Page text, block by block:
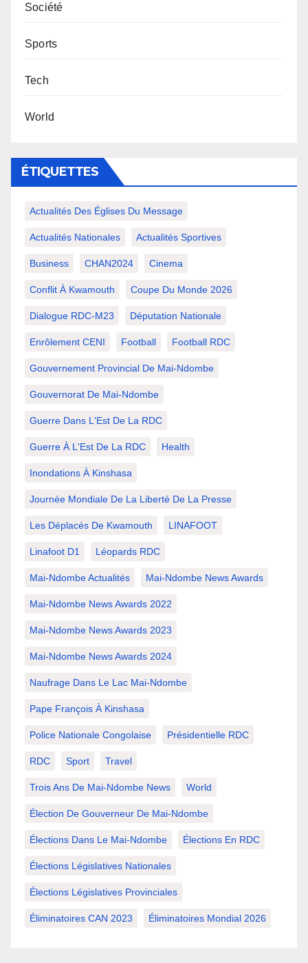
Société
Sports
Tech
World
ÉTIQUETTES
Actualités Des Églises Du Message
Actualités Nationales Actualités Sportives
Business CHAN2024 Cinema
Conflit À Kwamouth Coupe Du Monde 2026
Dialogue RDC-M23 Députation Nationale
Enrôlement CENI Football Football RDC
Gouvernement Provincial De Mai-Ndombe
Gouvernorat De Mai-Ndombe
Guerre Dans L'Est De La RDC
Guerre À L'Est De La RDC Health
Inondations À Kinshasa
Journée Mondiale De La Liberté De La Presse
Les Déplacés De Kwamouth LINAFOOT
Linafoot D1 Léopards RDC
Mai-Ndombe Actualités Mai-Ndombe News Awards
Mai-Ndombe News Awards 2022
Mai-Ndombe News Awards 2023
Mai-Ndombe News Awards 2024
Naufrage Dans Le Lac Mai-Ndombe
Pape François À Kinshasa
Police Nationale Congolaise Présidentielle RDC
RDC Sport Travel
Trois Ans De Mai-Ndombe News World
Élection De Gouverneur De Mai-Ndombe
Élections Dans Le Mai-Ndombe Élections En RDC
Élections Législatives Nationales
Élections Législatives Provinciales
Éliminatoires CAN 2023 Éliminatoires Mondial 2026